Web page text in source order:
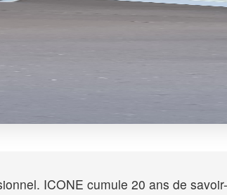
ICONE cumule 20 ans de